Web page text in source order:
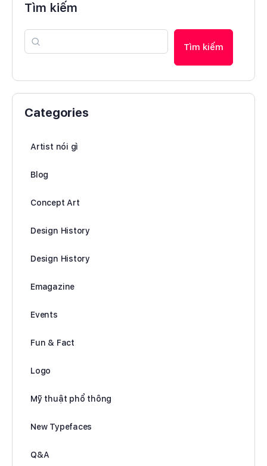
Tìm kiếm
Tìm kiếm
Categories
Artist nói gì
Blog
Concept Art
Design History
Design History
Emagazine
Events
Fun & Fact
Logo
Mỹ thuật phổ thông
New Typefaces
Q&A